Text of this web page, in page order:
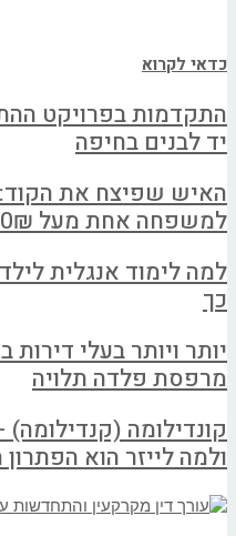
כדאי לקרוא
התקדמות בפרויקט
יד לבנים בחיפה
האיש שפיצח את
למשפחה אחת מעל 100,000₪?
למה לימוד אנגלית
כך
יותר ויותר בעלי
מרפסת פלדה תלויה
קונדילומה
ולמה לייזר הוא הפתרון